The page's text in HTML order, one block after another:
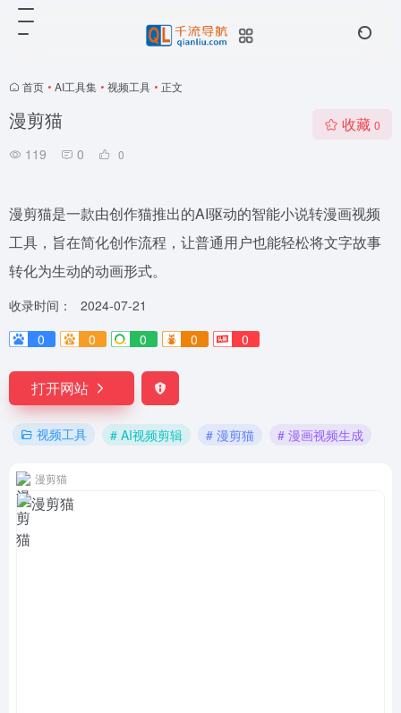
首页 • AI工具集 • 视频工具 • 正文
漫剪猫
119 0 0
收藏 0
漫剪猫是一款由创作猫推出的AI驱动的智能小说转漫画视频
工具，旨在简化创作流程，让普通用户也能轻松将文字故事
转化为生动的动画形式。
收录时间：
2024-07-21
0
0 0 0 0
打开网站
视频工具 # AI视频剪辑 # 漫剪猫 # 漫画视频生成
漫剪猫